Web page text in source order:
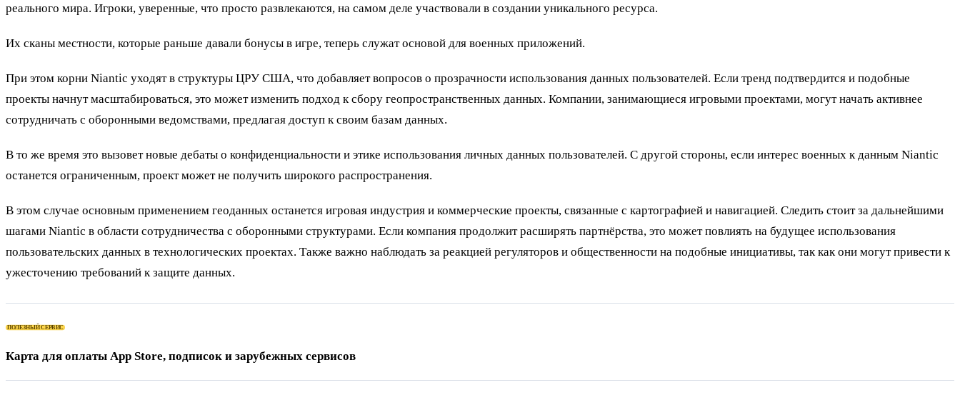
реального мира. Игроки, уверенные, что просто развлекаются, на самом деле участвовали в создании уникального ресурса.
Их сканы местности, которые раньше давали бонусы в игре, теперь служат основой для военных приложений.
При этом корни Niantic уходят в структуры ЦРУ США, что добавляет вопросов о прозрачности использования данных пользователей. Если тренд подтвердится и подобные
проекты начнут масштабироваться, это может изменить подход к сбору геопространственных данных. Компании, занимающиеся игровыми проектами, могут начать активнее
сотрудничать с оборонными ведомствами, предлагая доступ к своим базам данных.
В то же время это вызовет новые дебаты о конфиденциальности и этике использования личных данных пользователей. С другой стороны, если интерес военных к данным Niantic
останется ограниченным, проект может не получить широкого распространения.
В этом случае основным применением геоданных останется игровая индустрия и коммерческие проекты, связанные с картографией и навигацией. Следить стоит за дальнейшими
шагами Niantic в области сотрудничества с оборонными структурами. Если компания продолжит расширять партнёрства, это может повлиять на будущее использования
пользовательских данных в технологических проектах. Также важно наблюдать за реакцией регуляторов и общественности на подобные инициативы, так как они могут привести к
ужесточению требований к защите данных.
ПОЛЕЗНЫЙ СЕРВИС
Карта для оплаты App Store, подписок и зарубежных сервисов